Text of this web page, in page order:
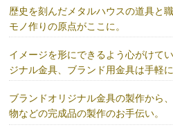
歴史を刻んだメタルハウスの道具と
モノ作りの原点がここに。
イメージを形にできるよう心がけて
ジナル金具、ブランド用金具は手軽
ブランドオリジナル金具の製作から
物などの完成品の製作のお手伝い。